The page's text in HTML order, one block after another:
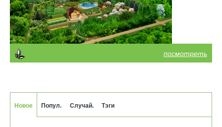
посмотреть
Новое Попул. Случай. Тэги